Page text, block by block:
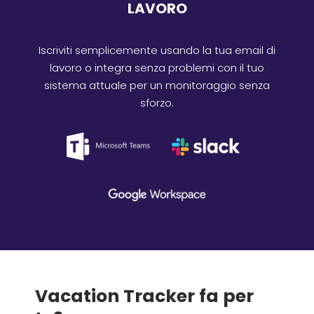
LAVORO
Iscriviti semplicemente usando la tua email di
lavoro o integra senza problemi con il tuo
sistema attuale per un monitoraggio senza
sforzo.
Vacation Tracker fa per